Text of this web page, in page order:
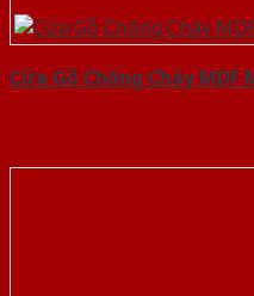
Cửa Gỗ Chống Cháy MDF